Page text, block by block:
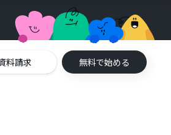
料請求 無料で始める